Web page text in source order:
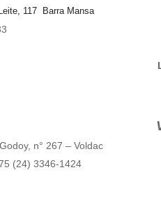
117 Barra Mansa
n° 267 – Voldac
(24) 3346-1424